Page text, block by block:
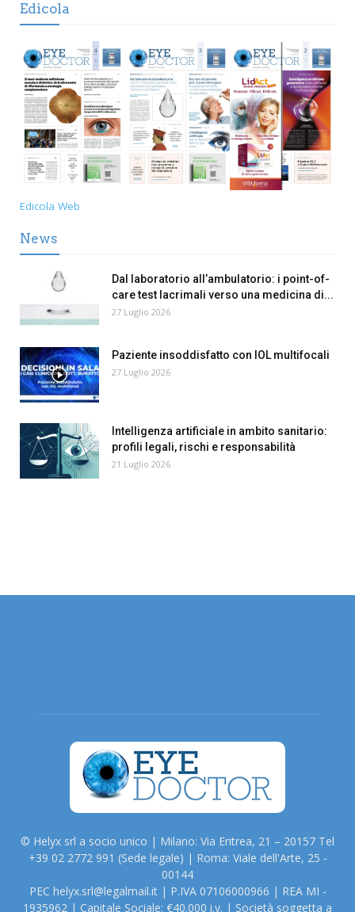
Edicola
Edicola Web
News
Dal laboratorio all’ambulatorio: i point-of-
care test lacrimali verso una medicina di...
27 Luglio 2026
Paziente insoddisfatto con IOL multifocali
27 Luglio 2026
Intelligenza artificiale in ambito sanitario:
profili legali, rischi e responsabilità
21 Luglio 2026
© Helyx srl a socio unico | Milano: Via Eritrea, 21 – 20157 Tel
+39 02 2772 991 (Sede legale) | Roma: Viale dell'Arte, 25 -
00144
PEC helyx.srl@legalmail.it | P.IVA 07106000966 | REA MI -
1935962 | Capitale Sociale: €40.000 i.v. | Società soggetta a